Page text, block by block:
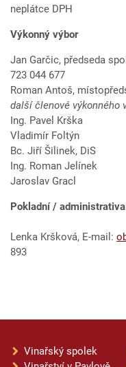
neplátce DPH
Výkonný výbor
Jan Garčic, předseda
723 044 677
Roman Antoš,
další členové výkonného
Ing. Pavel Krška
Vladimír Foltýn
Bc. Jiří Šilinek, DiS
Ing. Roman Jelínek
Jaroslav Gracl
Pokladní /
Lenka Kršková, E-mail:
893
Vinařský spolek